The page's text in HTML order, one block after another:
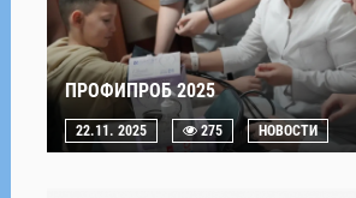
ПРОФИПРОБ 2025
22.11. 2025 275 НОВОСТИ